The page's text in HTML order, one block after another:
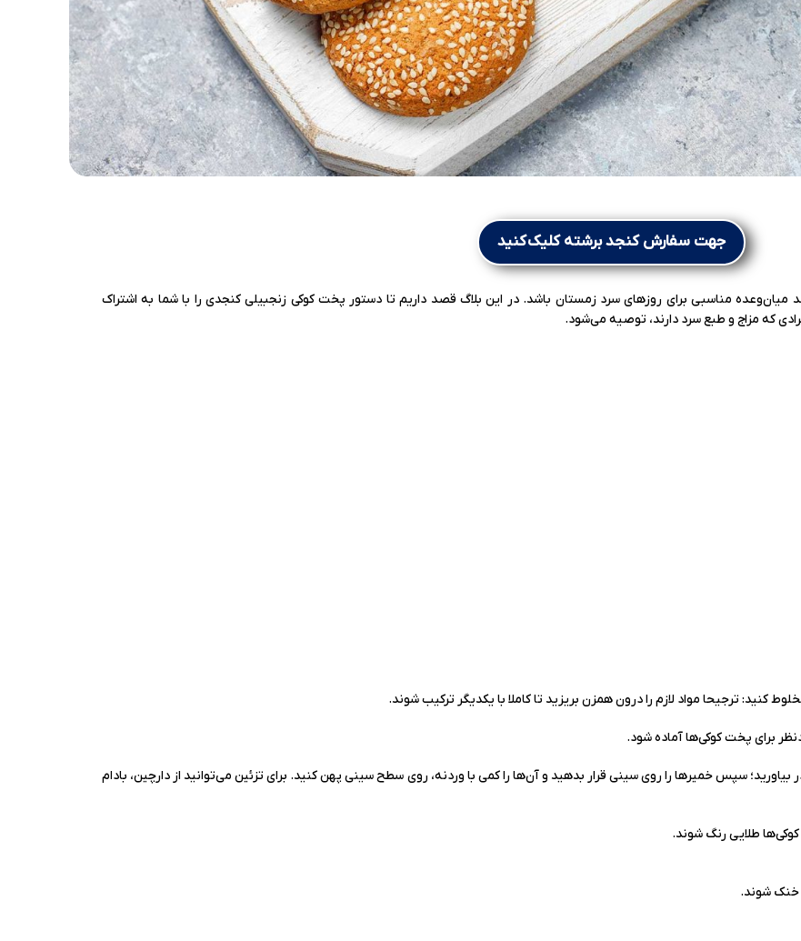
جهت سفارش کنجد برشته کلیک کنید
میان‌وعده مناسبی برای روزهای سرد زمستان باشد. در این بلاگ قصد داریم تا دستور پخت کوکی زنجبیلی کنجدی را با شما به اشتراک
کنید: ترجیحا مواد لازم را درون همزن بریزید تا کاملا با یکدیگر ترکیب شوند.
برای پخت کوکی‌ها آماده شود.
در بیاورید؛ سپس خمیرها را روی سینی قرار بدهید و آن‌ها را کمی با وردنه، روی سطح سینی پهن کنید. برای تزئین می‌توانید از دارچین، بادام
خنک شوند.